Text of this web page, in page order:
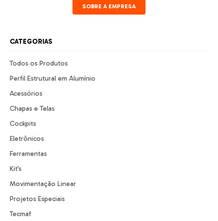
SOBRE A EMPRESA
CATEGORIAS
Todos os Produtos
Perfil Estrutural em Alumínio
Acessórios
Chapas e Telas
Cockpits
Eletrônicos
Ferramentas
Kit’s
Movimentação Linear
Projetos Especiais
Tecmaf